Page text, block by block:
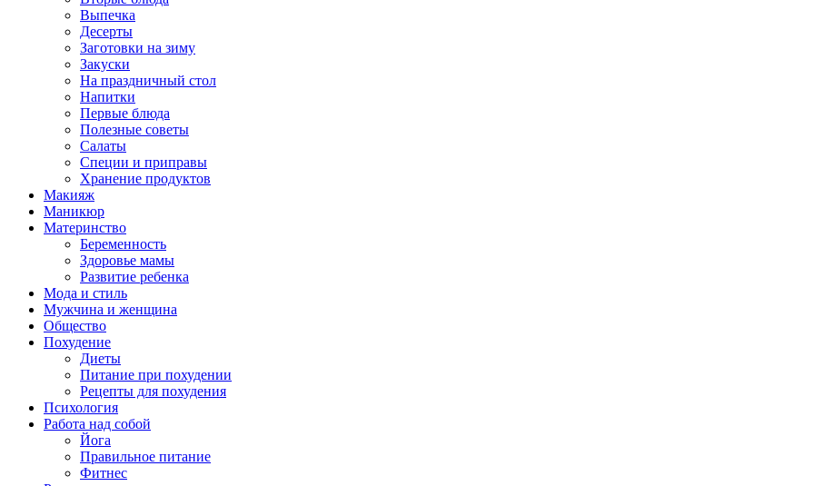
Выпечка
Десерты
Заготовки на зиму
Закуски
На праздничный стол
Напитки
Первые блюда
Полезные советы
Салаты
Специи и приправы
Хранение продуктов
Макияж
Маникюр
Материнство
Беременность
Здоровье мамы
Развитие ребенка
Мода и стиль
Мужчина и женщина
Общество
Похудение
Диеты
Питание при похудении
Рецепты для похудения
Психология
Работа над собой
Йога
Правильное питание
Фитнес